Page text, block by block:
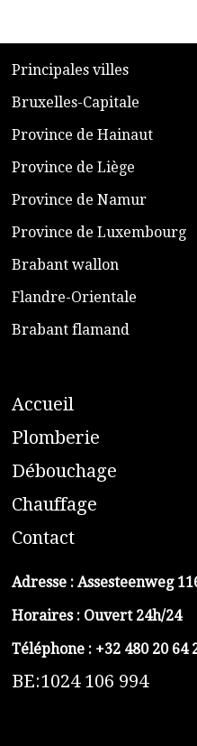
​Principales villes
​Bruxelles-Capitale
​Province de Hainaut
Province de Liège
​Province de Namur
​Province de Luxembourg
​Brabant wallon
​Flandre-Orientale
​Brabant flamand
Accueil
​Plomberie
Débouchage
Chauffage
Contact
Adresse : Assesteenweg
Horaires : Ouvert 24h/24
Téléphone : +32 480 20 64
BE:1024 106 994